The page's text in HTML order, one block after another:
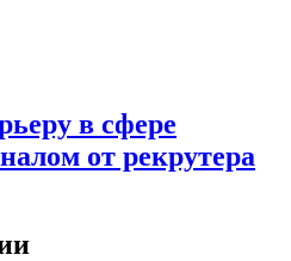
в сфере
от рекрутера